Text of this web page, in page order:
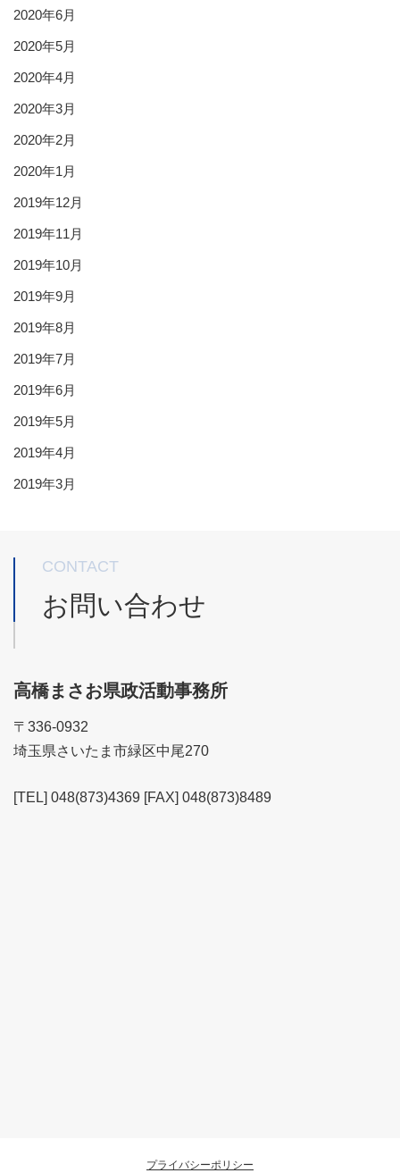
2020年6月
2020年5月
2020年4月
2020年3月
2020年2月
2020年1月
2019年12月
2019年11月
2019年10月
2019年9月
2019年8月
2019年7月
2019年6月
2019年5月
2019年4月
2019年3月
CONTACT
お問い合わせ
高橋まさお県政活動事務所
〒336-0932
埼玉県さいたま市緑区中尾270
[TEL] 048(873)4369 [FAX] 048(873)8489
プライバシーポリシー